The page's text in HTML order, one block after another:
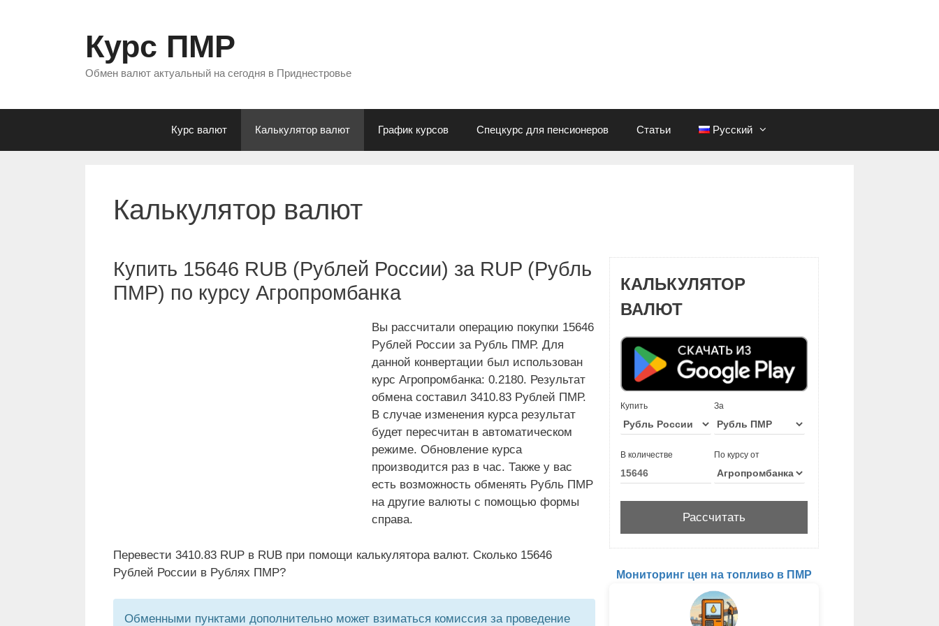
Курс ПМР
Обмен валют актуальный на сегодня в Приднестровье
Курс валют Калькулятор валют График курсов Спецкурс для пенсионеров Статьи Русский
Калькулятор валют
Купить 15646 RUB (Рублей России) за RUP (Рубль
ПМР) по курсу Агропромбанка
Вы рассчитали операцию покупки 15646
Рублей России за Рубль ПМР. Для
данной конвертации был использован
курс Агропромбанка: 0.2180. Результат
обмена составил 3410.83 Рублей ПМР.
В случае изменения курса результат
будет пересчитан в автоматическом
режиме. Обновление курса
производится раз в час. Также у вас
есть возможность обменять Рубль ПМР
на другие валюты с помощью формы
справа.
Перевести 3410.83 RUP в RUB при помощи калькулятора валют. Сколько 15646
Рублей России в Рублях ПМР?
Обменными пунктами дополнительно может взиматься комиссия за проведение
КАЛЬКУЛЯТОР
ВАЛЮТ
Купить За
В количестве По курсу от
Мониторинг цен на топливо в ПМР